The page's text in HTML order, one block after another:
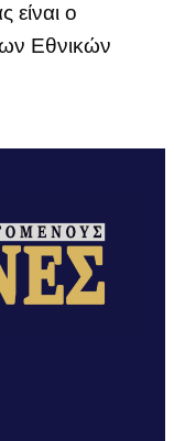
είναι ο
Εθνικών